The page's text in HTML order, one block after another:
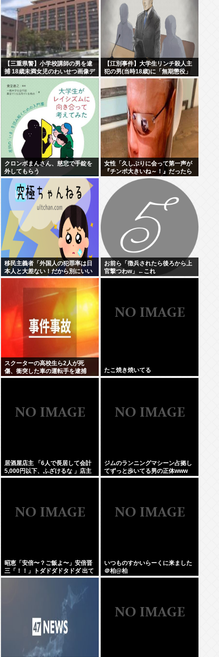
【三重県警】小学校講師の男を逮
捕 18歳未満女児のわいせつ画像デ
ータ10点を所持 アメリカの「全米
行方不明・被児童搾取センター」
から情報提供
【江別事件】大学生リンチ殺人主
犯の男(当時18歳)に「無期懲役」
の判決
クロンボまんさん、慈悲で手錠を
外してもらう
女性「久しぶりに会って第一声が
『チンポ大きいね～！』だったら
どう思う？ おぱーい大きいねはそ
ういう事なんだよ。」
移民主義者「外国人の犯罪率は日
本人と大差ない！だから別にいい
だろ！」←いや良くないよね
お前ら「徴兵されたら後ろから上
官撃つわw」←これ
スクーターの高校生ら2人が死
傷、衝突した車の運転手を逮捕
たこ焼き焼いてる
居酒屋店主 「6人で長居して会計
5,000円以下、ふざけるな 」店主
ぶちギレでネットに晒されるwww
ジムのランニングマシーン占拠し
てずっと歩いてる男の正体www
昭恵「安倍〜？ご飯よ〜」安倍晋
三「！！」トダドダドタドダ 出て
きそうなご飯
いつものすかいらーくに来ました
＠柏@柏